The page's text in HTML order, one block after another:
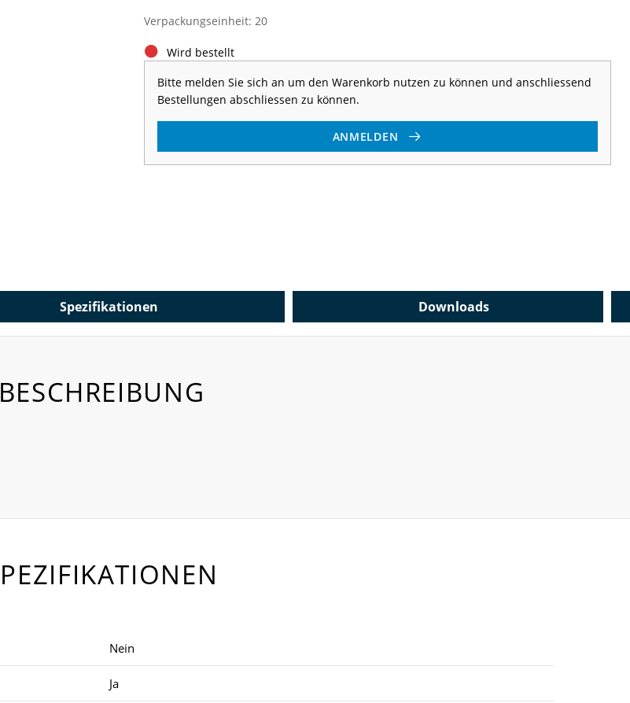
Verpackungseinheit: 20
Wird bestellt
Bitte melden Sie sich an um den Warenkorb nutzen zu können und anschliessend
Bestellungen abschliessen zu können.
ANMELDEN
Spezifikationen Downloads
BESCHREIBUNG
Nein
Ja